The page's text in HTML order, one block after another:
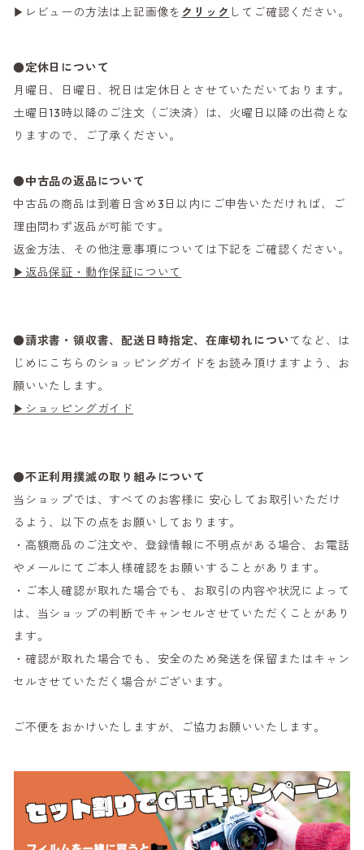
▶レビューの方法は上記画像を クリック してご確認ください。
●定休日について
月曜日、日曜日、祝日は定休日とさせていただいております。
土曜日13時以降のご注文（ご決済）は、火曜日以降の出荷とな
りますので、ご了承ください。
●中古品の返品について
中古品の商品は到着日含め3日以内にご申告いただければ、ご
理由問わず返品が可能です。
返金方法、その他注意事項については下記をご確認ください。
▶返品保証・動作保証について
●請求書・領収書、配送日時指定、在庫切れについてなど、は
じめにこちらのショッピングガイドをお読み頂けますよう、お
願いいたします。
▶ショッピングガイド
●不正利用撲滅の取り組みについて
当ショップでは、すべてのお客様に 安心してお取引いただけ
るよう、以下の点をお願いしております。
・高額商品のご注文や、登録情報に不明点がある場合、お電話
やメールにてご本人様確認をお願いすることがあります。
・ご本人確認が取れた場合でも、お取引の内容や状況によって
は、当ショップの判断でキャンセルさせていただくことがあり
ます。
・確認が取れた場合でも、安全のため発送を保留またはキャン
セルさせていただく場合がございます。
ご不便をおかけいたしますが、ご協力お願いいたします。